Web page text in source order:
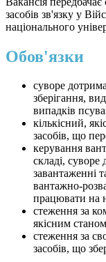
засобів зв'язку у
національного
Обов'язки
суворе
зберігання,
випадків
кількісний,
засобів, що
керування
складі,
завантаженні
вантажно-
працювати на
стеження за
якісним станом
стеження за
засобів, що